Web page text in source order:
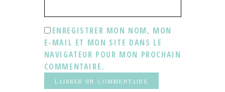
ENREGISTRER MON NOM, MON
E-MAIL ET MON SITE DANS LE
NAVIGATEUR POUR MON PROCHAIN
COMMENTAIRE.